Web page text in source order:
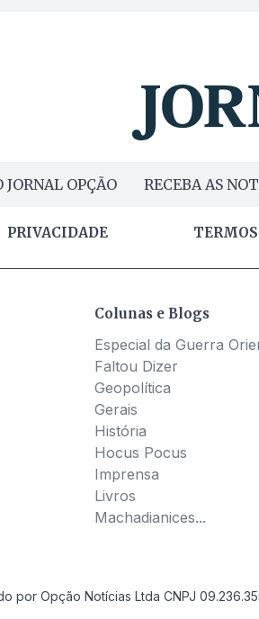
JORNAL OPÇÃO RECEBA AS
PRIVACIDADE
Colunas e Blogs
Especial da Guerra
Faltou Dizer
Geopolítica
Gerais
História
Hocus Pocus
Imprensa
Livros
Machadianices...
por Opção Notícias Ltda CNPJ